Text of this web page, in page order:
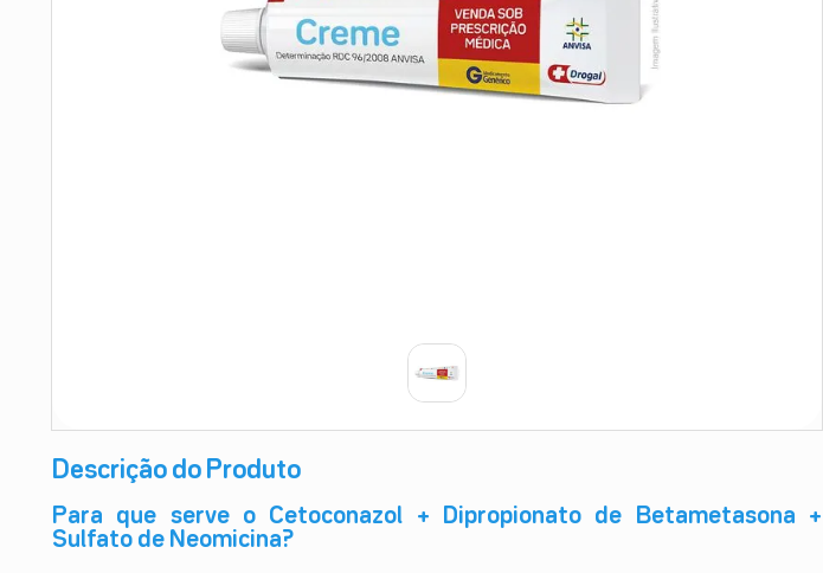
Descrição do Produto
Para que serve o Cetoconazol + Dipropionato de Betametasona +
Sulfato de Neomicina?
9º
teste gravidez
10ºesmalte